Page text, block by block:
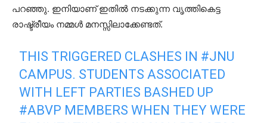
പറഞ്ഞു. ഇനിയാണ് ഇതിൽ നടക്കുന്ന വൃത്തികെട്ട
രാഷ്ട്രീയം നമ്മൾ മനസ്സിലാക്കേണ്ടത്.
THIS TRIGGERED CLASHES IN #JNU
CAMPUS. STUDENTS ASSOCIATED
WITH LEFT PARTIES BASHED UP
#ABVP MEMBERS WHEN THEY WERE